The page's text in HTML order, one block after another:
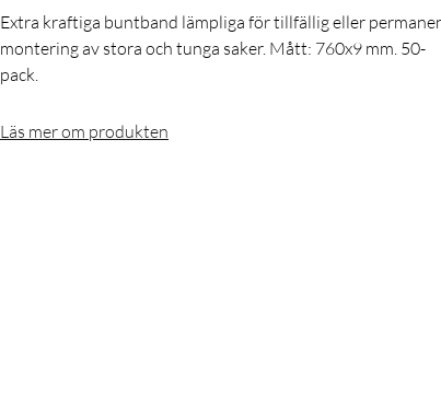
Extra kraftiga buntband lämpliga för tillfällig eller
montering av stora och tunga saker. Mått: 760x9 mm. 50-
pack.
Läs mer om produkten